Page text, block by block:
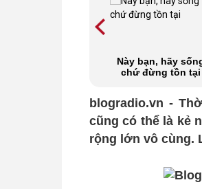
Này bạn, hãy
chứ đừng tồn tại
blogradio.vn -
cũng có thể là kẻ
rộng lớn vô cùng.